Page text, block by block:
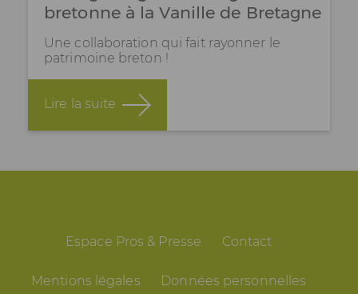
bretonne à la Vanille de Bretagne
Une collaboration qui fait rayonner le
patrimoine breton !
Lire la suite
Espace Pros & Presse Contact
Mentions légales Données personnelles